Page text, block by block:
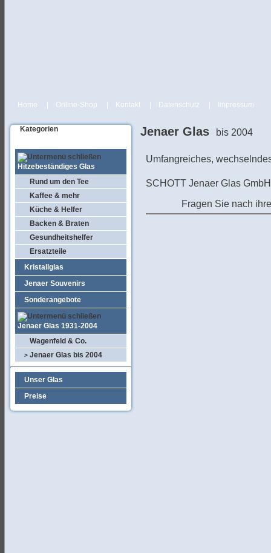
Home Online-Shop Kontakt Datenschutz Impressum
Kategorien
Hitzebeständiges Glas
Rund um den Tee
Kaffee & mehr
Küche & Helfer
Backen & Braten
Gesundheitshelfer
Ersatzteile
Kristallglas
Jenaer Souvenirs
Sonderangebote
Jenaer Glas 1931-2004
Wagenfeld & Co.
> Jenaer Glas bis 2004
Unser Glas
Preise
Jenaer Glas bis 2004
Umfangreiches,
SCHOTT Jenaer Glas
Fragen Sie nach